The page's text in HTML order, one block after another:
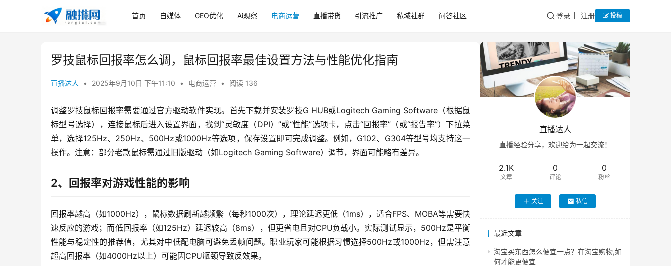
首页 自媒体 GEO优化 Ai观察 电商运营 直播带货 引流推广 私域社群 问答社区 登录 注册 投稿
罗技鼠标回报率怎么调，鼠标回报率最佳设置方法与性能优化指南
直播达人 • 2025年9月10日 下午11:10 • 电商运营 • 阅读 136
调整罗技鼠标回报率需要通过官方驱动软件实现。首先下载并安装罗技G HUB或Logitech Gaming Software（根据鼠
标型号选择），连接鼠标后进入设置界面，找到“灵敏度（DPI）”或“性能”选项卡，点击“回报率”（或“报告率”）下拉菜
单，选择125Hz、250Hz、500Hz或1000Hz等选项，保存设置即可完成调整。例如，G102、G304等型号均支持这一
操作。注意：部分老款鼠标需通过旧版驱动（如Logitech Gaming Software）调节，界面可能略有差异。
2、回报率对游戏性能的影响
回报率越高（如1000Hz），鼠标数据刷新越频繁（每秒1000次），理论延迟更低（1ms），适合FPS、MOBA等需要快
速反应的游戏；而低回报率（如125Hz）延迟较高（8ms），但更省电且对CPU负载小。实际测试显示，500Hz是平衡
性能与稳定性的推荐值，尤其对中低配电脑可避免丢帧问题。职业玩家可能根据习惯选择500Hz或1000Hz，但需注意
超高回报率（如4000Hz以上）可能因CPU瓶颈导致反效果。
直播达人
直播经验分享，欢迎给为一起交流！
2.1K
文章
0
评论
0
粉丝
关注 私信
最近文章
淘宝买东西怎么便宜一点？在淘宝购物,如
何才能更便宜